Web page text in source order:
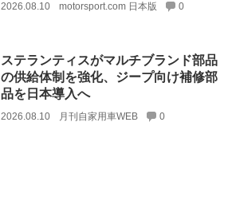
2026.08.10 motorsport.com 日本版 0
ステランティスがマルチブランド部品
の供給体制を強化、ジープ向け補修部
品を日本導入へ
2026.08.10 月刊自家用車WEB 0